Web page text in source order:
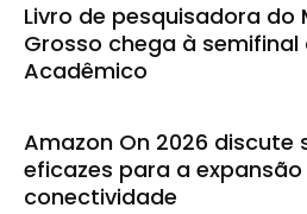
Livro de pesquisadora do
Grosso chega à
Acadêmico
Amazon On 2026 discute
eficazes para a
conectividade